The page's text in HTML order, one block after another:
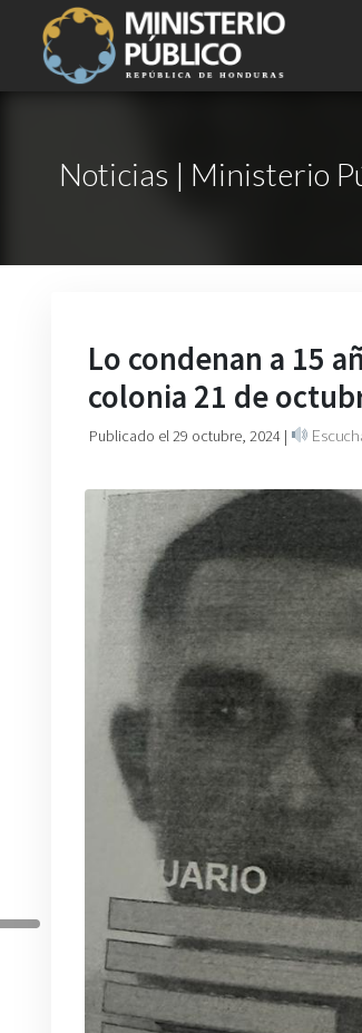
Noticias | Ministerio
Lo condenan a 15
colonia 21 de
Publicado el 29 octubre, 2024 |